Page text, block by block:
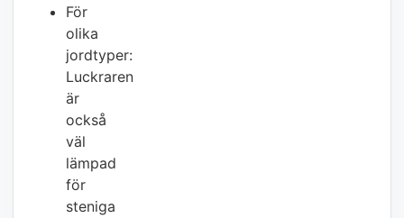
För
olika
jordtyper:
Luckraren
är
också
väl
lämpad
för
steniga